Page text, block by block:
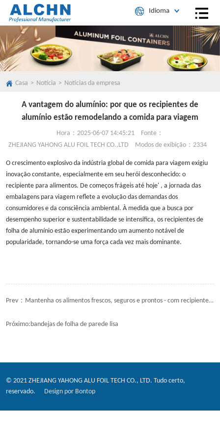
Idioma
Português
Árabe
Japonês
Casa > Notícia > Notícias da empresa
A vantagem do alumínio: por que os recipientes de
alumínio estão remodelando a comida para viagem
Hora：2025-06-07 14:45:21
Fonte：
ZHEJIANG YAHONG ALU FOIL TECH CO.,LTD
Modos de exibição：2334
O crescimento explosivo da indústria global de comida para viagem exigiu
inovação constante, especialmente em seu herói desconhecido: o
recipiente para alimentos. De começos frágeis até hoje' , a jornada das
embalagens para viagem reflete a evolução das demandas dos
consumidores e da consciência ambiental. À medida que a busca por
desempenho superior e sustentabilidade se intensifica, os recipientes de
folha de alumínio estão experimentando um aumento notável de
popularidade, tornando-se uma força cada vez mais dominante.
Prev： Mantenha os alimentos frescos, seguros e prontos - com recipientes de papel alumínio premium
Próximo:bandejas de folha de parede lisa
© 2021 ZHEJIANG YAHONG ALU FOIL TECH CO., LTD. Tudo certo,
reservado.
Design por Bontop